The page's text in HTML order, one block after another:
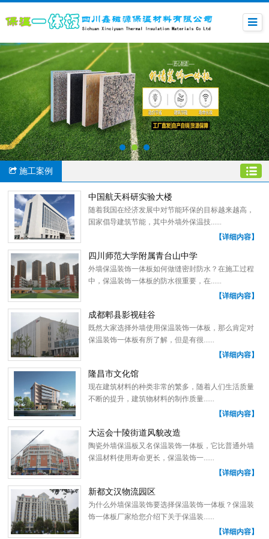
施工案例
中国航天科研实验大楼
随着我国在经济发展中对节能环保的目标越来越高，
国家倡导建筑节能，其中外墙外保温技......
【详细内容】
四川师范大学附属青台山中学
外墙保温装饰一体板如何做缝密封防水？在施工过程
中，保温装饰一体板的防水很重要，在......
【详细内容】
成都郫县影视硅谷
既然大家选择外墙使用保温装饰一体板，那么肯定对
保温装饰一体板有所了解，但是有很......
【详细内容】
隆昌市文化馆
现在建筑材料的种类非常的繁多，随着人们生活质量
不断的提升，建筑物材料的制作质量......
【详细内容】
大运会十陵街道风貌改造
陶瓷外墙保温板又名保温装饰一体板，它比普通外墙
保温材料使用寿命更长，保温装饰一......
【详细内容】
新都文汉物流园区
为什么外墙保温装饰要选择保温装饰一体板？保温装
饰一体板厂家给您介绍下关于保温装......
【详细内容】